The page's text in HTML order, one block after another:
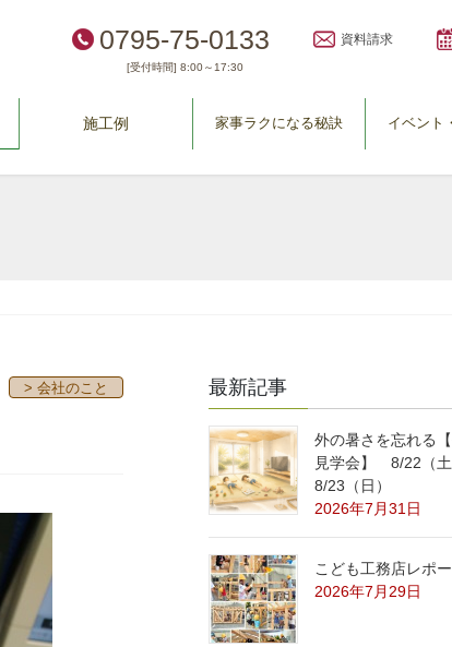
0795-75-0133
[受付時間] 8:00～17:30
資料請求
施工例 家事ラクになる秘訣 イベント
> 会社のこと 最新記事
外の暑さを忘れる
見学会】 8/22（土
8/23（日）
2026年7月31日
こども工務店レポ
2026年7月29日